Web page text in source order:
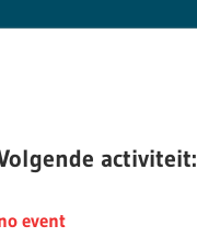
activiteit:
event